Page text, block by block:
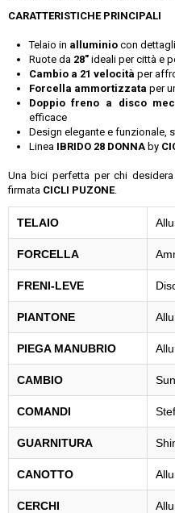
CARATTERISTICHE PRINCIPALI
Telaio in alluminiocon
Ruote da 28"ideali per città e
Cambio a 21 velocità per
Forcella ammortizzata per
Doppio freno a disco
efficace
Design elegante e funzionale,
Linea IBRIDO 28 DONNAby
Una bici perfetta per chi
firmata CICLI PUZONE.
TELAIO
FORCELLA
FRENI-LEVE
PIANTONE
PIEGA MANUBRIO
CAMBIO
COMANDI
GUARNITURA
CANOTTO
CERCHI